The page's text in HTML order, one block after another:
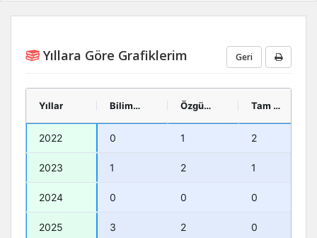
Yıllara Göre Grafiklerim Geri
Yıllar Bilimsel Kitap Özgün Makale Tam Metin Bildiri
2022 0 1 2
2023 1 2 1
2024 0 0 0
2025 3 2 0